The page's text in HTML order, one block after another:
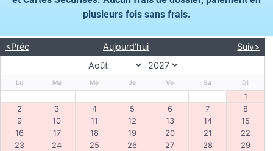
plusieurs fois sans frais.
<Préc Aujourd'hui Suiv>
Lu Ma Me Je Ve Sa Di
1
2
3 4 5 6 7
8
9
10 11 12 13 14
15
16
17 18 19 20 21
22
23
24 25 26 27 28
29